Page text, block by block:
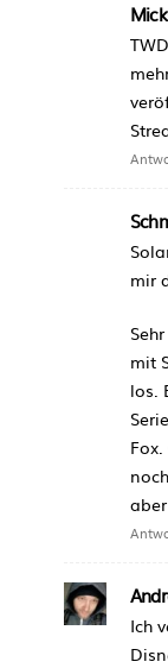
mir
mit
los.
Ich